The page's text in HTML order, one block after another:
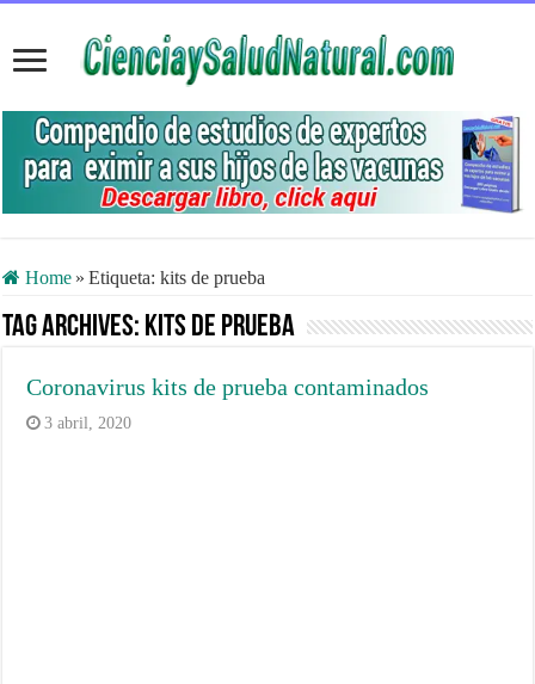
Home » Etiqueta:kits de prueba
Tag Archives: kits de prueba
Coronavirus kits de prueba contaminados
3 abril, 2020